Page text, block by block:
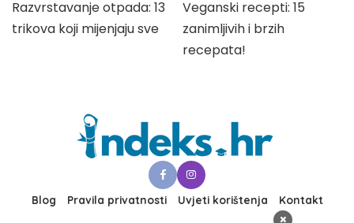
Razvrstavanje otpada: 13
trikova koji mijenjaju sve
Veganski recepti: 15
zanimljivih i brzih
recepata!
Blog Pravila privatnosti Uvjeti korištenja Kontakt